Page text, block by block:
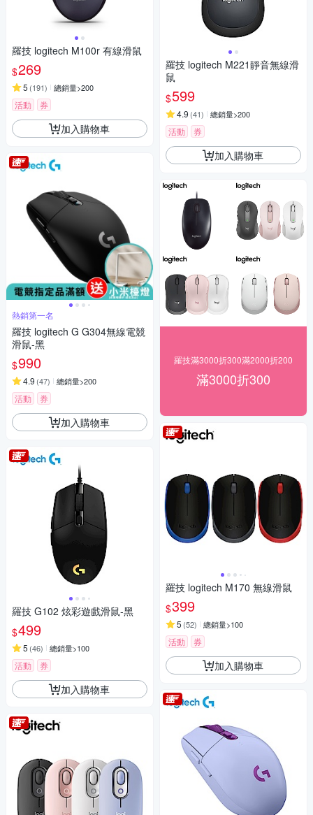
羅技 logitech M100r 有線滑鼠
$269
5 (191) 總銷量>200
活動 券
加入購物車
熱銷第一名
羅技 logitech G G304無線電競
滑鼠-黑
$990
4.9 (47) 總銷量>200
活動 券
加入購物車
羅技 G102 炫彩遊戲滑鼠-黑
$499
5 (46) 總銷量>100
活動 券
加入購物車
羅技 logitech M221靜音無線滑
鼠
$599
4.9 (41) 總銷量>200
活動 券
加入購物車
羅技滿3000折300滿2000折200
滿3000折300
羅技 logitech M170 無線滑鼠
$399
5 (52) 總銷量>100
活動 券
加入購物車